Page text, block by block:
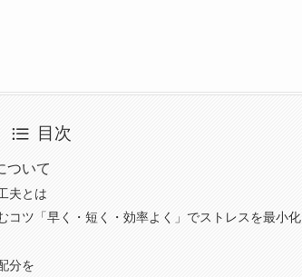
目次
ついて
夫とは
コツ「早く・短く・効率よく」でストレスを最小化
分を